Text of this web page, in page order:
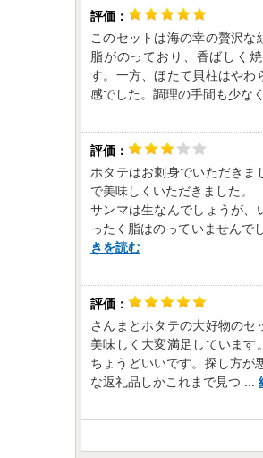
このセットは海の幸の贅沢
脂がのっており、香ばしく
す。一方、ほたて貝柱はやわ
感でした。調理の手間も少なく
ホタテはお刺身でいただき
で美味しくいただきました。
サンマは生なんでしょうが、
ったく脂はのっていませんで
きを読む
さんまとホタテの大好物のセ
美味しく大変満足していま
ちょうどいいです。探し方が
な返礼品しかこれまで見つ ...